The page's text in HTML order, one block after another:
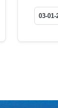
03-01-